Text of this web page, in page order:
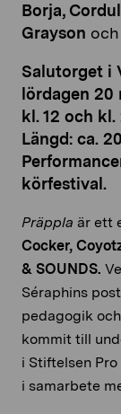
Borja,
Grayson och
Salutorget i
lördagen 20
kl. 12 och kl.
Längd: ca.
körfestival.
Präppla är ett
Cocker,
& SOUNDS.
Séraphins
pedagogik
kommit till
i Stiftelsen
i samarbete